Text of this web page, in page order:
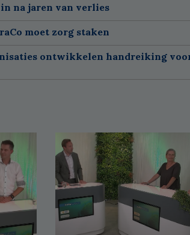
na jaren van verlies
moet zorg staken
ontwikkelen handreiking